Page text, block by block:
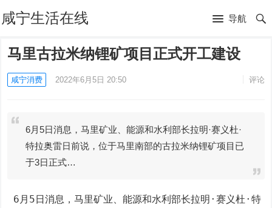
咸宁生活在线 导航
马里古拉米纳锂矿项目正式开工建设
咸宁消费 2022年6月5日 20:50 评论
6月5日消息，马里矿业、能源和水利部长拉明·赛义杜·
特拉奥雷日前说，位于马里南部的古拉米纳锂矿项目已
于3日正式…